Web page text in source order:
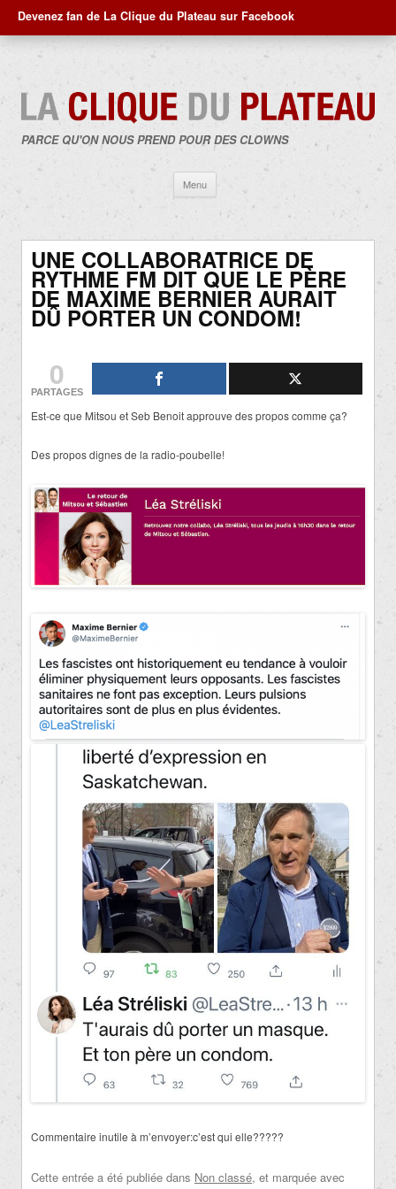
Devenez fan de La Clique du Plateau sur Facebook
PARCE QU'ON NOUS PREND POUR DES CLOWNS
Menu
contenu
UNE COLLABORATRICE DE
RYTHME FM DIT QUE LE PÈRE
DE MAXIME BERNIER AURAIT
DÛ PORTER UN CONDOM!
0
PARTAGES
Est-ce que Mitsou et Seb Benoit approuve des propos comme ça?
Des propos dignes de la radio-poubelle!
Commentaire inutile à m’envoyer:c’est qui elle?????
Cette entrée a été publiée dans Non classé, et marquée avec